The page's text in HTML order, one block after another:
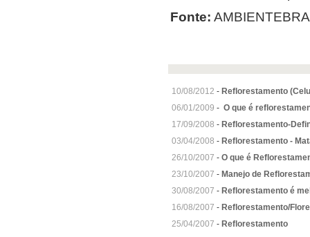
Fonte:
10/08/2012 - Reflorestamento
06/01/2009 - O que é
17/09/2008 - Reflorestamento-
03/04/2008 - Reflorestamento -
26/10/2007 - O que é
23/10/2007 - Manejo de
30/08/2007 - Reflorestamento é
16/08/2007 - Reflorestamento/
25/04/2007 - Reflorestamento